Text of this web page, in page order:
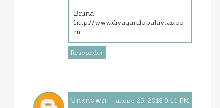
Bruna
http://www.divagandopalavras.co
m
Responder
Unknown janeiro 25, 2018 9:44 PM